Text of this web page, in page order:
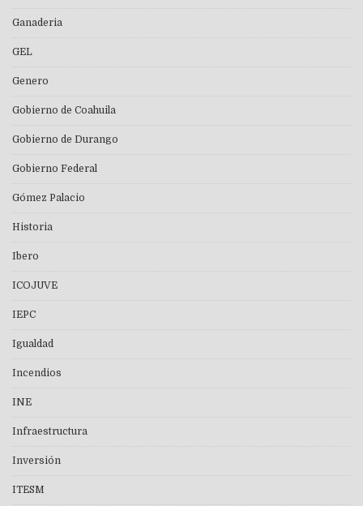
Ganaderia
GEL
Genero
Gobierno de Coahuila
Gobierno de Durango
Gobierno Federal
Gómez Palacio
Historia
Ibero
ICOJUVE
IEPC
Igualdad
Incendios
INE
Infraestructura
Inversión
ITESM